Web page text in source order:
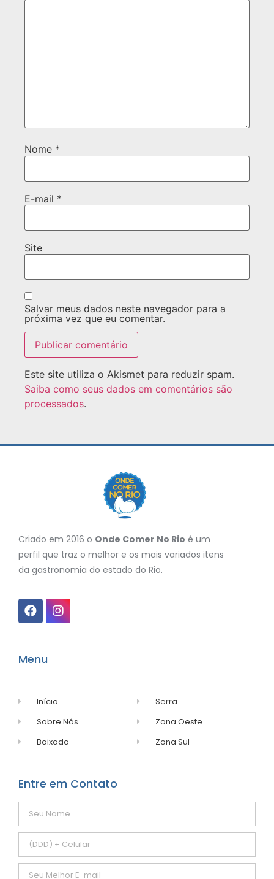
Nome *
E-mail *
Site
Salvar meus dados neste navegador para a
próxima vez que eu comentar.
Este site utiliza o Akismet para reduzir spam.
Saiba como seus dados em comentários são
processados.
Criado em 2016 o Onde Comer No Rio é um
perfil que traz o melhor e os mais variados itens
da gastronomia do estado do Rio.
Menu
Início
Sobre Nós
Baixada
Serra
Zona Oeste
Zona Sul
Entre em Contato